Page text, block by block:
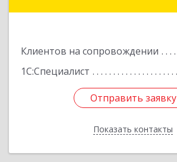
Клиентов на сопровождении
1С:Специалист
Отправить заявку
Показать контакты
Отправить заявку
Назад